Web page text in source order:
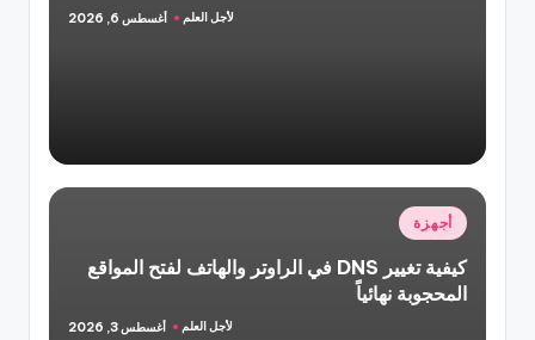
تمّ
لأجل العلم أغسطس 6, 2026
نُشر
في
أجهزة
كيفية تغيير DNS في الراوتر والهاتف لفتح المواقع
المحجوبة نهائياً
تمّ
لأجل العلم أغسطس 3, 2026